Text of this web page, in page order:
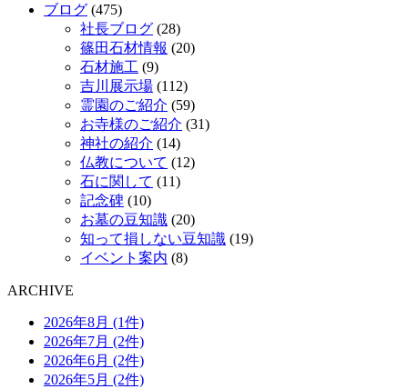
ブログ (475)
社長ブログ (28)
篠田石材情報 (20)
石材施工 (9)
吉川展示場 (112)
霊園のご紹介 (59)
お寺様のご紹介 (31)
神社の紹介 (14)
仏教について (12)
石に関して (11)
記念碑 (10)
お墓の豆知識 (20)
知って損しない豆知識 (19)
イベント案内 (8)
ARCHIVE
2026年8月 (1件)
2026年7月 (2件)
2026年6月 (2件)
2026年5月 (2件)